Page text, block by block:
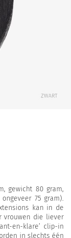
gewicht 80 gram,
75 gram).
kan in de
vrouwen die liever
en-klare’ clip-in
in slechts één